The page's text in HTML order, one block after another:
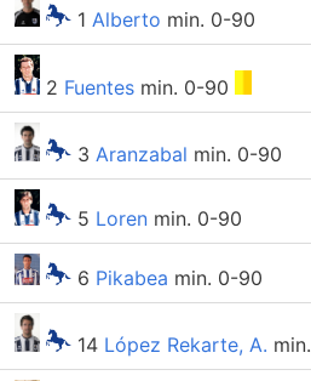
1 Alberto min. 0-90
2 Fuentes min. 0-90
3 Aranzabal min. 0-90
5 Loren min. 0-90
6 Pikabea min. 0-90
14 López Rekarte, A.